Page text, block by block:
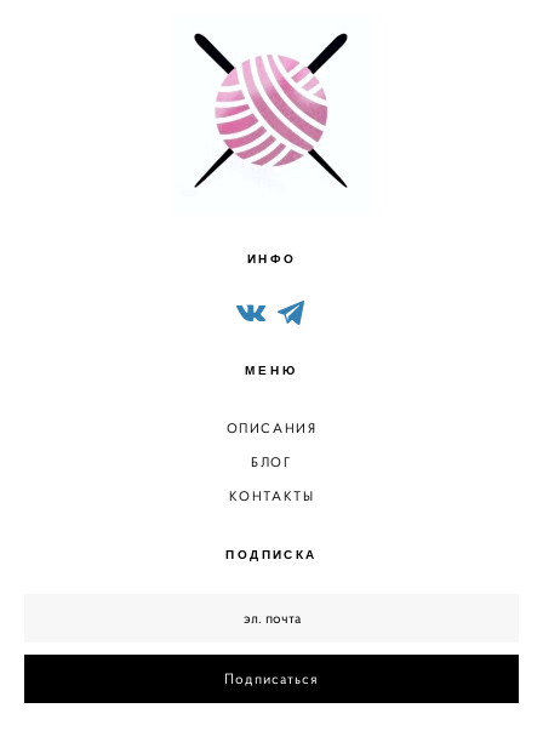
ИНФО
МЕНЮ
ОПИСАНИЯ
БЛОГ
КОНТАКТЫ
ПОДПИСКА
Подписаться